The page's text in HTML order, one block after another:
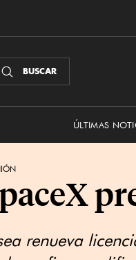
BUSCAR
ÚLTIMAS
renueva